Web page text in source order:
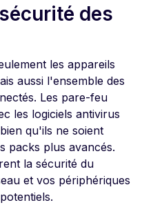
des
les appareils
aussi l'ensemble des
Les pare-feu
les logiciels antivirus
qu'ils ne soient
packs plus avancés.
la sécurité du
et vos périphériques